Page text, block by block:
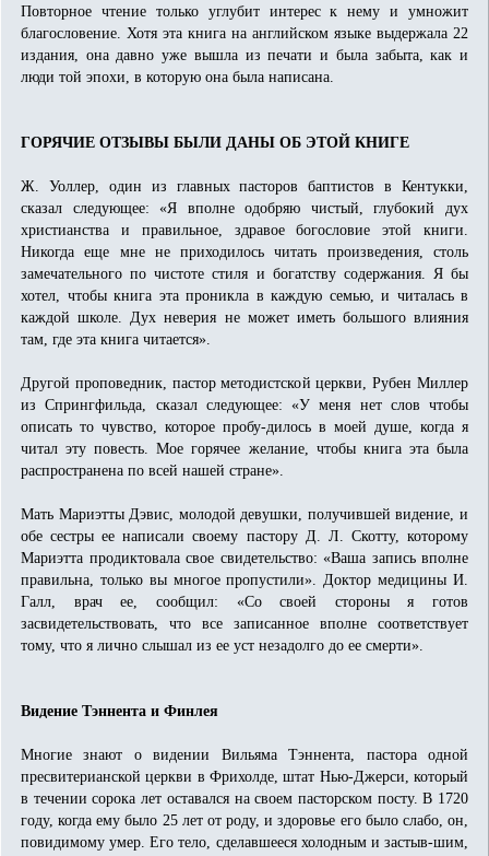
Повторное чтение только углубит интерес к нему и умножит
благословение. Хотя эта книга на английском языке выдержала 22
издания, она давно уже вышла из печати и была забыта, как и
люди той эпохи, в которую она была написана.
ГОРЯЧИЕ ОТЗЫВЫ БЫЛИ ДАНЫ ОБ ЭТОЙ КНИГЕ
Ж. Уоллер, один из главных пасторов баптистов в Кентукки,
сказал следующее: «Я вполне одобряю чистый, глубокий дух
христианства и правильное, здравое богословие этой книги.
Никогда еще мне не приходилось читать произведения, столь
замечательного по чистоте стиля и богатству содержания. Я бы
хотел, чтобы книга эта проникла в каждую семью, и читалась в
каждой школе. Дух неверия не может иметь большого влияния
там, где эта книга читается».
Другой проповедник, пастор методистской церкви, Рубен Миллер
из Спрингфильда, сказал следующее: «У меня нет слов чтобы
описать то чувство, которое пробу-дилось в моей душе, когда я
читал эту повесть. Мое горячее желание, чтобы книга эта была
распространена по всей нашей стране».
Мать Мариэтты Дэвис, молодой девушки, получившей видение, и
обе сестры ее написали своему пастору Д. Л. Скотту, которому
Мариэтта продиктовала свое свидетельство: «Ваша запись вполне
правильна, только вы многое пропустили». Доктор медицины И.
Галл, врач ее, сообщил: «Со своей стороны я готов
засвидетельствовать, что все записанное вполне соответствует
тому, что я лично слышал из ее уст незадолго до ее смерти».
Видение Тэннента и Финлея
Многие знают о видении Вильяма Тэннента, пастора одной
пресвитерианской церкви в Фрихолде, штат Нью-Джерси, который
в течении сорока лет оставался на своем пасторском посту. В 1720
году, когда ему было 25 лет от роду, и здоровье его было слабо, он,
повидимому умер. Его тело, сделавшееся холодным и застыв-шим,